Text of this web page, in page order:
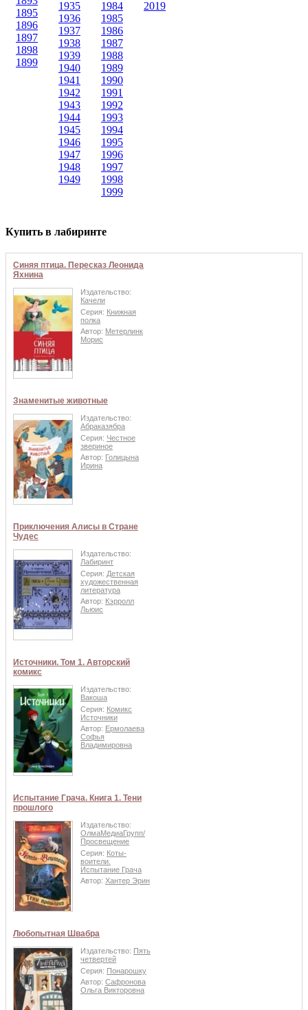
1895
1896
1897
1898
1899
1935
1936
1937
1938
1939
1940
1941
1942
1943
1944
1945
1946
1947
1948
1949
1984
1985
1986
1987
1988
1989
1990
1991
1992
1993
1994
1995
1996
1997
1998
1999
2019
Купить в лабиринте
Синяя птица. Пересказ Леонида
Яхнина
Издательство:
Качели
Серия: Книжная
полка
Автор: Метерлинк
Морис
Знаменитые животные
Издательство:
Абраказябра
Серия: Честное
звериное
Автор: Голицына
Ирина
Приключения Алисы в Стране
Чудес
Издательство:
Лабиринт
Серия: Детская
художественная
литература
Автор: Кэрролл
Льюис
Источники. Том 1. Авторский
комикс
Издательство:
Вакоша
Серия: Комикс
Источники
Автор: Ермолаева
Софья
Владимировна
Испытание Грача. Книга 1. Тени
прошлого
Издательство:
ОлмаМедиаГрупп/
Просвещение
Серия: Коты-
воители.
Испытание Грача
Автор: Хантер Эрин
Любопытная Швабра
Издательство: Пять
четвертей
Серия: Понарошку
Автор: Сафронова
Ольга Викторовна